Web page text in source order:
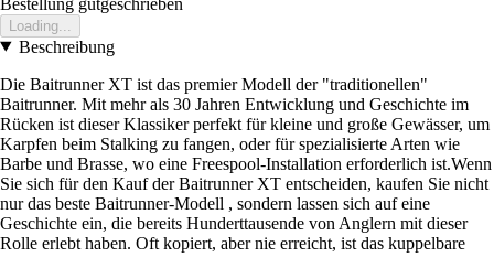
Loading...
Beschreibung
Die Baitrunner XT ist das premier Modell der "traditionellen"
Baitrunner. Mit mehr als 30 Jahren Entwicklung und Geschichte im
Rücken ist dieser Klassiker perfekt für kleine und große Gewässer, um
Karpfen beim Stalking zu fangen, oder für spezialisierte Arten wie
Barbe und Brasse, wo eine Freespool-Installation erforderlich ist.Wenn
Sie sich für den Kauf der Baitrunner XT entscheiden, kaufen Sie nicht
nur das beste Baitrunner-Modell , sondern lassen sich auf eine
Geschichte ein, die bereits Hunderttausende von Anglern mit dieser
Rolle erlebt haben. Oft kopiert, aber nie erreicht, ist das kuppelbare